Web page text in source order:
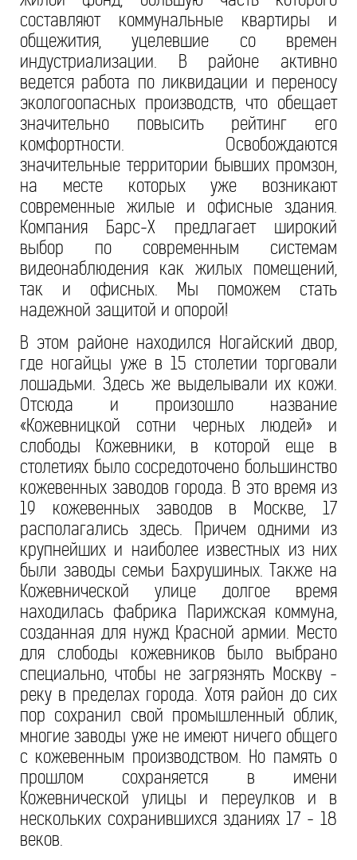
составляют коммунальные квартиры и
общежития, уцелевшие со времен
индустриализации. В районе активно
ведется работа по ликвидации и переносу
экологоопасных производств, что обещает
значительно повысить рейтинг его
комфортности. Освобождаются
значительные территории бывших промзон,
на месте которых уже возникают
современные жилые и офисные здания.
Компания Барс-Х предлагает широкий
выбор по современным системам
видеонаблюдения как жилых помещений,
так и офисных. Мы поможем стать
надежной защитой и опорой!
В этом районе находился Ногайский двор,
где ногайцы уже в 15 столетии торговали
лошадьми. Здесь же выделывали их кожи.
Отсюда и произошло название
«Кожевницкой сотни черных людей» и
слободы Кожевники, в которой еще в
столетиях было сосредоточено большинство
кожевенных заводов города. В это время из
19 кожевенных заводов в Москве, 17
располагались здесь. Причем одними из
крупнейших и наиболее известных из них
были заводы семьи Бахрушиных. Также на
Кожевнической улице долгое время
находилась фабрика Парижская коммуна,
созданная для нужд Красной армии. Место
для слободы кожевников было выбрано
специально, чтобы не загрязнять Москву -
реку в пределах города. Хотя район до сих
пор сохранил свой промышленный облик,
многие заводы уже не имеют ничего общего
с кожевенным производством. Но память о
прошлом сохраняется в имени
Кожевнической улицы и переулков и в
нескольких сохранившихся зданиях 17 - 18
веков.